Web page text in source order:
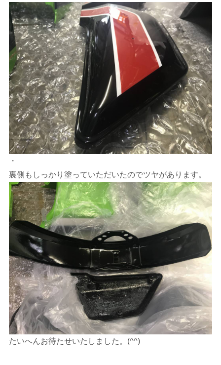
・
裏側もしっかり塗っていただいたのでツヤがあります。
たいへんお待たせいたしました。(^^)